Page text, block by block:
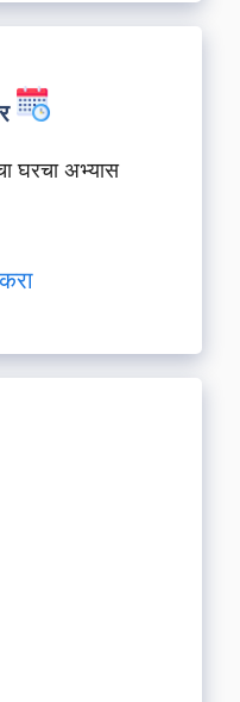
घरचा अभ्यास